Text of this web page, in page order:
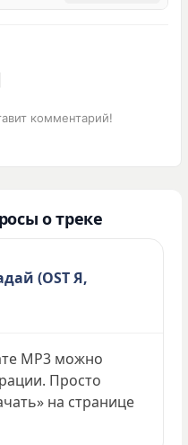
комментарий!
о треке
(OST Я,
MP3 можно
Просто
на странице